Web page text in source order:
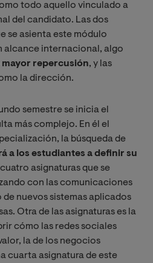
todo aquello vinculado a
del candidato. Las dos
se asienta este módulo
alcance internacional, algo
mayor repercusión, y las
la dirección.
semestre se inicia el
más complejo. En él el
la búsqueda de
a los estudiantes a definir su
cuatro asignaturas que se
con las comunicaciones
nuevos sistemas aplicados
Otra de las asignaturas es la
cómo las redes sociales
la de los negocios
cuarta asignatura de este